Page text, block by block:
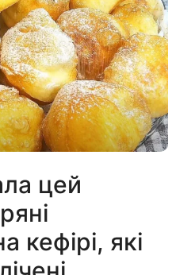
цей
кефірі, які